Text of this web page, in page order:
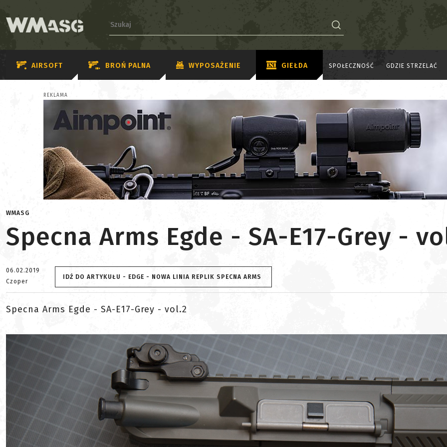
AIRSOFT BROŃ PALNA WYPOSAŻENIE GIEŁDA SPOŁECZNOŚĆ GDZIE STRZELAĆ
REKLAMA
WMASG
Specna Arms Egde - SA-E17-Grey -
06.02.2019
Czoper
IDŹ DO ARTYKUŁU - EDGE - NOWA LINIA REPLIK SPECNA ARMS
Specna Arms Egde - SA-E17-Grey - vol.2